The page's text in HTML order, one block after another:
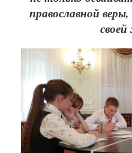
православной